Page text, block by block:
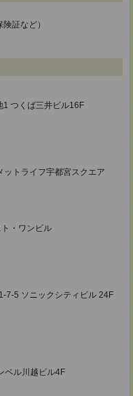
証など）
1 つくば三井ビル16F
トライフ宇都宮スクエア
・ワンビル
7-5 ソニックシティビル 24F
ベル川越ビル4F